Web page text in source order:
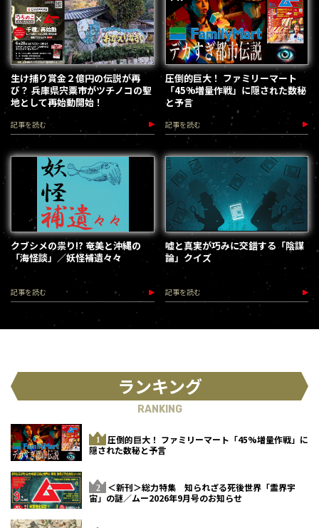
生け捕り賞金２億円の伝説が再
び？ 兵庫県宍粟市がツチノコの聖
地として再始動開始！
記事を読む
圧倒的巨大！ ファミリーマート
「45%増量作戦」に隠された数秘
と予言
記事を読む
クブシメの祟り!? 奄美と沖縄の
「海怪談」／妖怪補遺々々
記事を読む
嘘と真実が巧みに交錯する「陰謀
論」クイズ
記事を読む
ランキング
RANKING
圧倒的巨大！ ファミリーマート「45%増量作戦」に
隠された数秘と予言
＜新刊＞総力特集 知られざる死後世界「霊界宇
宙」の謎／ムー2026年9月号のお知らせ